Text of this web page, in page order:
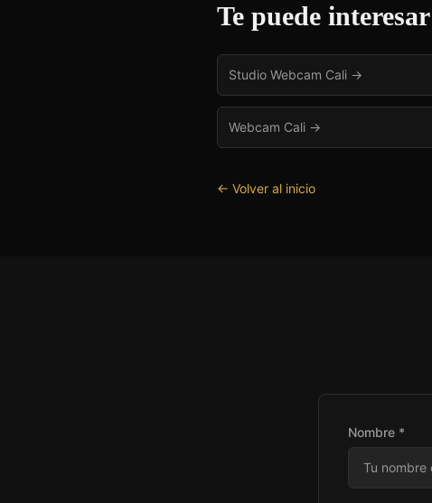
Te puede interesar
Studio Webcam Cali →
Webcam Cali →
← Volver al inicio
Nombre *